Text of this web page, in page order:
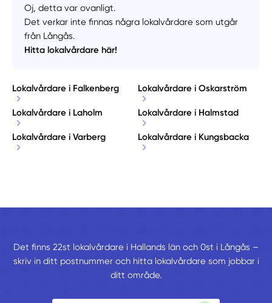
Oj, detta var ovanligt.
Det verkar inte finnas några lokalvårdare som utgår
från Långås.
Hitta lokalvårdare här!
Lokalvårdare i Falkenberg Lokalvårdare i Oskarström
Lokalvårdare i Laholm Lokalvårdare i Halmstad
Lokalvårdare i Varberg Lokalvårdare i Kungsbacka
Det finns 22st lokalvårdare i Hallands län och 0st i Långås –
skriv in ditt postnummer och hitta lokalvårdare som jobbar i
ditt område.